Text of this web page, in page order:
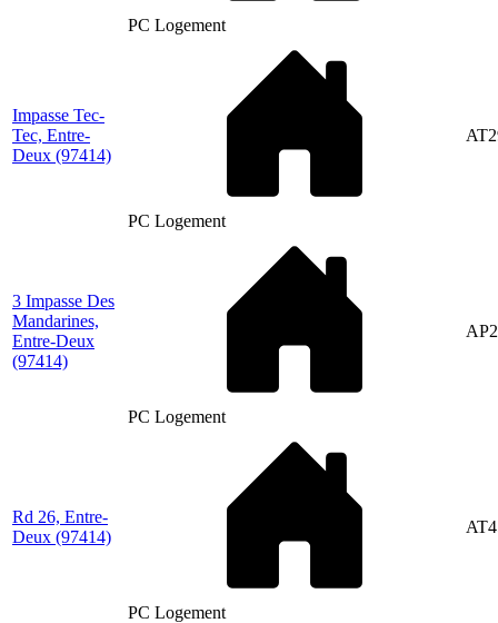
PC Logement
Impasse Tec-
Tec, Entre-
Deux (97414)
PC Logement
3 Impasse Des
Mandarines,
Entre-Deux
(97414)
PC Logement
Rd 26, Entre-
Deux (97414)
PC Logement